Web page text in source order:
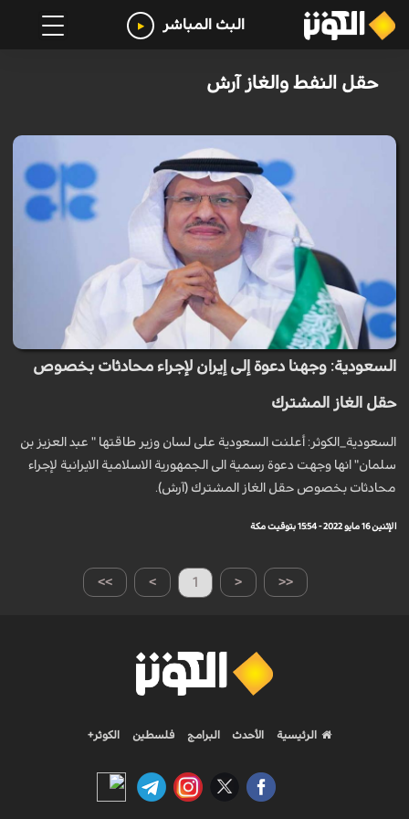
البث المباشر
حقل النفط والغاز آرش
السعودية: وجهنا دعوة إلى إيران لإجراء محادثات بخصوص
حقل الغاز المشترك
السعودية_الكوثر: أعلنت السعودية على لسان وزير طاقتها " عبد العزيز بن
سلمان" انها وجهت دعوة رسمية الى الجمهورية الاسلامية الايرانية لإجراء
محادثات بخصوص حقل الغاز المشترك (آرش).
الإثنين 16 مايو 2022 - 15:54 بتوقيت مكة
>> > 1 < <<
الرئيسية الأحدث البرامج فلسطين الكوثر+